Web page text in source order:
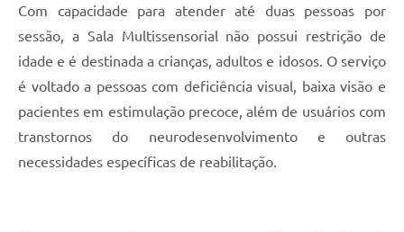
Com capacidade para atender até duas pessoas por
sessão, a Sala Multissensorial não possui restrição de
idade e é destinada a crianças, adultos e idosos. O serviço
é voltado a pessoas com deficiência visual, baixa visão e
pacientes em estimulação precoce, além de usuários com
transtornos do neurodesenvolvimento e outras
necessidades específicas de reabilitação.